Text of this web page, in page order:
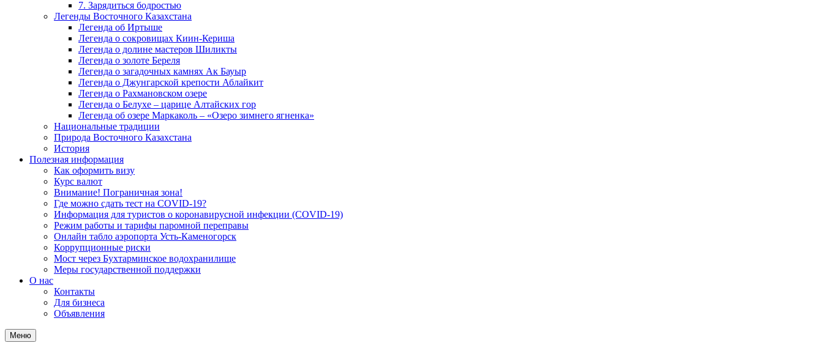
7. Зарядиться бодростью
Легенды Восточного Казахстана
Легенда об Иртыше
Легенда о сокровищах Киин-Кериша
Легенда о долине мастеров Шиликты
Легенда о золоте Береля
Легенда о загадочных камнях Ак Бауыр
Легенда о Джунгарской крепости Аблайкит
Легенда о Рахмановском озере
Легенда о Белухе – царице Алтайских гор
Легенда об озере Маркаколь – «Озеро зимнего ягненка»
Национальные традиции
Природа Восточного Казахстана
История
Полезная информация
Как оформить визу
Курс валют
Внимание! Пограничная зона!
Где можно сдать тест на COVID-19?
Информация для туристов о коронавирусной инфекции (COVID-19)
Режим работы и тарифы паромной переправы
Онлайн табло аэропорта Усть-Каменогорск
Коррупционные риски
Мост через Бухтарминское водохранилище
Меры государственной поддержки
О нас
Контакты
Для бизнеса
Объявления
Меню